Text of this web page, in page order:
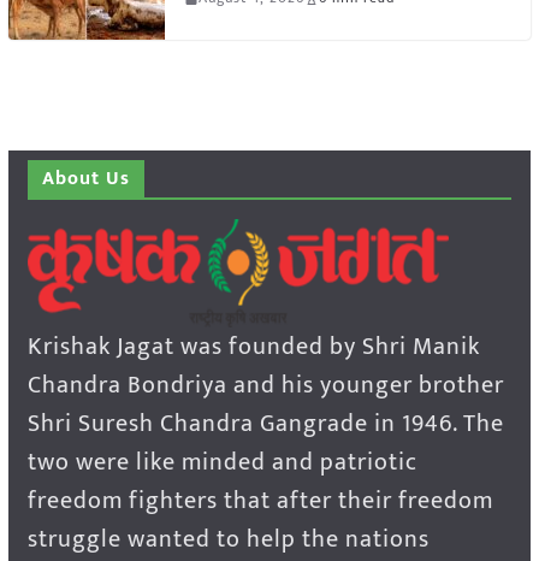
About Us
Krishak Jagat was founded by Shri Manik
Chandra Bondriya and his younger brother
Shri Suresh Chandra Gangrade in 1946. The
two were like minded and patriotic
freedom fighters that after their freedom
struggle wanted to help the nations